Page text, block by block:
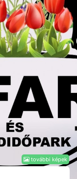
további képek